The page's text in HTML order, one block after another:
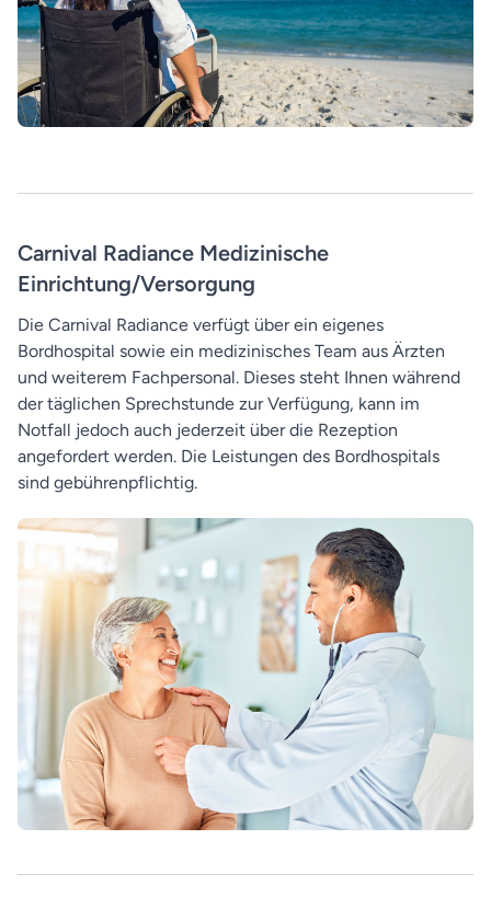
Carnival Radiance Medizinische
Einrichtung/Versorgung
Die Carnival Radiance verfügt über ein eigenes
Bordhospital sowie ein medizinisches Team aus Ärzten
und weiterem Fachpersonal. Dieses steht Ihnen während
der täglichen Sprechstunde zur Verfügung, kann im
Notfall jedoch auch jederzeit über die Rezeption
angefordert werden. Die Leistungen des Bordhospitals
sind gebührenpflichtig.